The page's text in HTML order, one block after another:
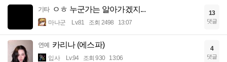
기타 ㅇㅎ 누군가는 알아가겠지...
마나군 Lv.81 조회 2498 13:07
13
댓글
연예 카리나 (에스파)
입사 Lv.94 조회 930 13:06
4
댓글